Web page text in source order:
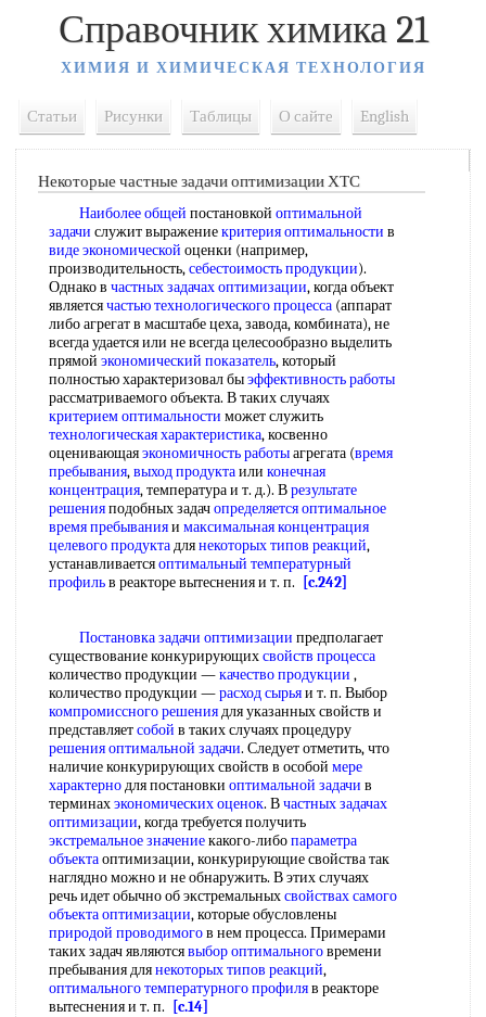
Справочник химика 21
ХИМИЯ И ХИМИЧЕСКАЯ ТЕХНОЛОГИЯ
Статьи Рисунки Таблицы О сайте English
Некоторые частные задачи оптимизации ХТС
Наиболее общей постановкой оптимальной
задачи служит выражениекритерия оптимальности в
виде экономической оценки (например,
производительность,себестоимость продукции).
Однако в частных задачах оптимизации, когда объект
являетсячастью технологического процесса (аппарат
либо агрегат в масштабе цеха, завода, комбината), не
всегда удается или не всегда целесообразно выделить
прямой экономический показатель, который
полностью характеризовал быэффективность работы
рассматриваемого объекта. В таких случаях
критерием оптимальности может служить
технологическая характеристика, косвенно
оценивающаяэкономичность работыагрегата (время
пребывания,выход продуктаили конечная
концентрация, температура и т. д.). Врезультате
решенияподобных задачопределяется оптимальное
время пребыванияи максимальная концентрация
целевого продуктадлянекоторых типов реакций,
устанавливаетсяоптимальный температурный
профильв реакторе вытеснения и т. п. [c.242]
Постановка задачи оптимизации предполагает
существование конкурирующихсвойств процесса
количество продукции —качество продукции ,
количество продукции —расход сырьяи т. п. Выбор
компромиссного решениядля указанных свойств и
представляетсобой в таких случаях процедуру
решения оптимальной задачи. Следует отметить, что
наличие конкурирующих свойств в особой мере
характернодля постановки оптимальной задачи в
терминахэкономических оценок. Вчастных задачах
оптимизации, когда требуется получить
экстремальное значениекакого-либопараметра
объектаоптимизации, конкурирующие свойства так
наглядно можно и не обнаружить. В этих случаях
речь идет обычно об экстремальныхсвойствах самого
объекта оптимизации, которые обусловлены
природой проводимогов нем процесса. Примерами
таких задач являютсявыбор оптимальноговремени
пребывания длянекоторых типов реакций,
оптимального температурного профиляв реакторе
вытеснения и т. п.
[c.14]